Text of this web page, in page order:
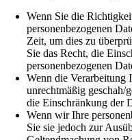
Wenn Sie die
personenbezogenen
Zeit, um dies zu
Sie das Recht, die
personenbezogenen
Wenn die Verarbeitung
unrechtmäßig geschah/
die Einschränkung der
Wenn wir Ihre
Sie sie jedoch zur